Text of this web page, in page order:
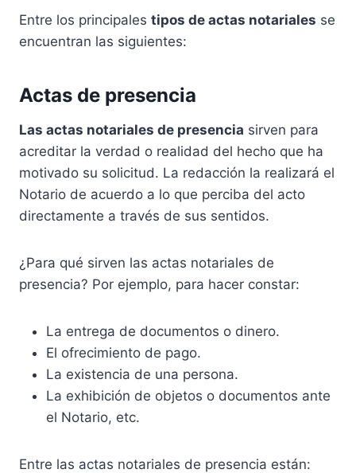
Entre los principales tipos de actas notariales se
encuentran las siguientes:
Actas de presencia
Las actas notariales de presencia sirven para
acreditar la verdad o realidad del hecho que ha
motivado su solicitud. La redacción la realizará el
Notario de acuerdo a lo que perciba del acto
directamente a través de sus sentidos.
¿Para qué sirven las actas notariales de
presencia? Por ejemplo, para hacer constar:
La entrega de documentos o dinero.
El ofrecimiento de pago.
La existencia de una persona.
La exhibición de objetos o documentos ante
el Notario, etc.
Entre las actas notariales de presencia están: